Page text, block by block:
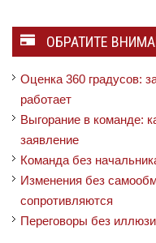
ОБРАТИТЕ
Оценка 360 градусов:
работает
Выгорание в команде:
заявление
Команда без
Изменения без
сопротивляются
Переговоры без